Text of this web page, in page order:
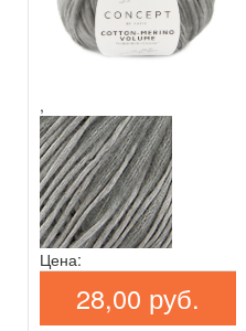
,
Цена:
28,00 руб.